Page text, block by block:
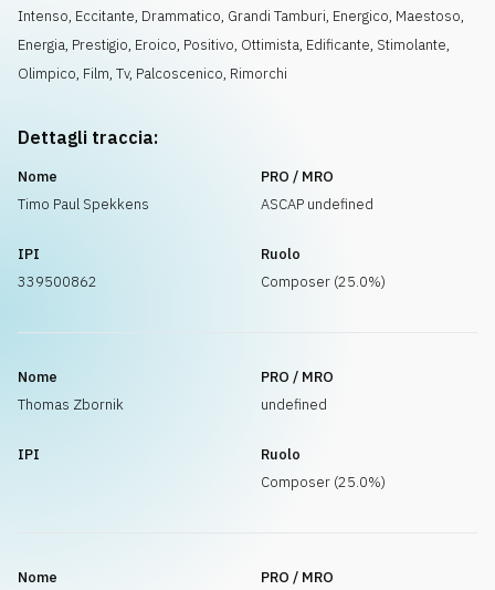
Intenso, Eccitante, Drammatico, Grandi Tamburi, Energico, Maestoso,
Energia, Prestigio, Eroico, Positivo, Ottimista, Edificante, Stimolante,
Olimpico, Film, Tv, Palcoscenico, Rimorchi
Dettagli traccia:
Nome
Timo Paul Spekkens
PRO / MRO
ASCAP undefined
IPI
339500862
Ruolo
Composer (25.0%)
Nome
Thomas Zbornik
PRO / MRO
undefined
IPI
Ruolo
Composer (25.0%)
Nome
PRO / MRO